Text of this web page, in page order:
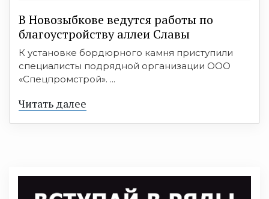
В Новозыбкове ведутся работы по
благоустройству аллеи Славы
К установке бордюрного камня приступили
специалисты подрядной организации ООО
«Спецпромстрой». ...
Читать далее